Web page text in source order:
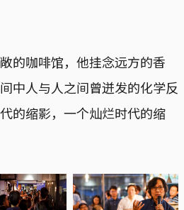
的咖啡馆，他挂念远方的香
中人与人之间曾迸发的化学反
的缩影，一个灿烂时代的缩